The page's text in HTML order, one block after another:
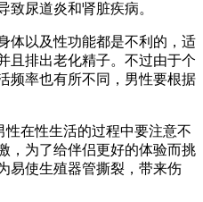
致尿道炎和肾脏疾病。
体以及性功能都是不利的，适
且排出老化精子。不过由于个
频率也有所不同，男性要根据
性在性生活的过程中要注意不
，为了给伴侣更好的体验而挑
易使生殖器管撕裂，带来伤